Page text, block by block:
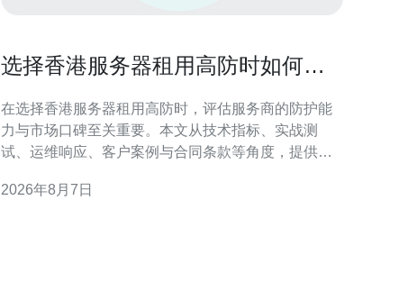
选择香港服务器租用高防时如何验
在选择香港服务器租用高防时，评估服务商的防护能
力与市场口碑至关重要。本文从技术指标、实战测
试、运维响应、客户案例与合同条款等角度，提供可
理抉择。 核心技术指标：带宽、清洗能力与线路多样
2026年8月7日